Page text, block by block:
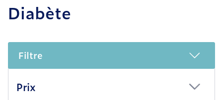
Diabète
Filtre
Prix